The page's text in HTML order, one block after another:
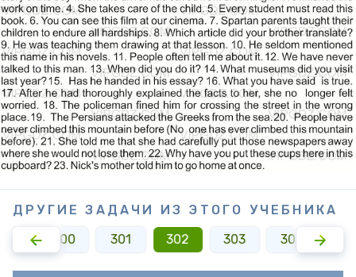
ДРУГИЕ ЗАДАЧИ ИЗ ЭТОГО УЧЕБНИКА
300 301 302 303 304